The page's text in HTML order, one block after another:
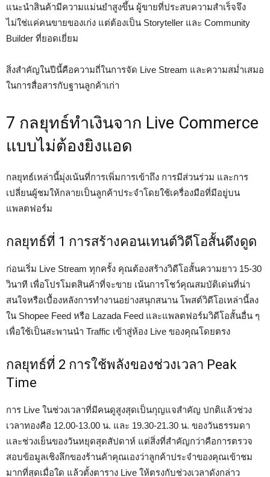
แนะนำสินค้ามีความแม่นยำสูงขึ้น ผู้ขายที่ประสบความสำเร็จจึง
ไม่ใช่แค่คนขายของเก่ง แต่ต้องเป็น Storyteller และ Community
Builder ที่ยอดเยี่ยม
สิ่งสำคัญในปีนี้คือความถี่ในการจัด Live Stream และความสม่ำเสมอ
ในการสื่อสารกับฐานลูกค้าเก่า
7 กลยุทธ์ทำเงินจาก Live Commerce
แบบไม่ต้องยิงแอด
กลยุทธ์เหล่านี้มุ่งเน้นที่การเพิ่มการเข้าถึง การมีส่วนร่วม และการ
เปลี่ยนผู้ชมให้กลายเป็นลูกค้าประจำโดยใช้เครื่องมือที่มีอยู่บน
แพลตฟอร์ม
กลยุทธ์ที่ 1 การสร้างคอนเทนต์วิดีโอสั้นดึงดูด
ก่อนเริ่ม Live Stream ทุกครั้ง คุณต้องสร้างวิดีโอสั้นความยาว 15-30
วินาที เพื่อโปรโมตสินค้าที่จะขาย เน้นการโชว์คุณสมบัติเด่นที่น่า
สนใจหรือเบื้องหลังการทำงานอย่างสนุกสนาน โพสต์วิดีโอเหล่านี้ลง
ใน Shopee Feed หรือ Lazada Feed และแพลตฟอร์มวิดีโอสั้นอื่น ๆ
เพื่อใช้เป็นสะพานนำ Traffic เข้าสู่ห้อง Live ของคุณโดยตรง
กลยุทธ์ที่ 2 การใช้พลังของช่วงเวลา Peak
Time
การ Live ในช่วงเวลาที่มีคนดูสูงสุดเป็นกุญแจสำคัญ ปกติแล้วช่วง
เวลาทองคือ 12.00-13.00 น. และ 19.30-21.30 น. ของวันธรรมดา
และช่วงเย็นของวันหยุดสุดสัปดาห์ แต่สิ่งที่สำคัญกว่าคือการตรวจ
สอบข้อมูลเชิงลึกของร้านค้าคุณเองว่าลูกค้าประจำของคุณเข้าชม
มากที่สุดเมื่อใด แล้วตั้งตาราง Live ให้ตรงกับช่วงเวลาดังกล่าว